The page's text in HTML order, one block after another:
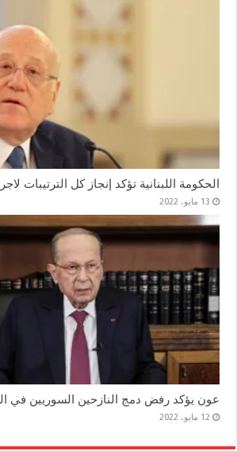
الحكومة اللبنانية تؤكد إنجاز كل الترتيبات
13 مايو، 2022
عون يؤكد رفض دمج النازحين السوريين في
12 مايو، 2022